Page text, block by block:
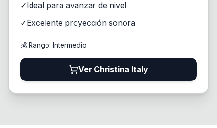
✓Ideal para avanzar de nivel
✓Excelente proyección sonora
💰 Rango: Intermedio
Ver Christina Italy